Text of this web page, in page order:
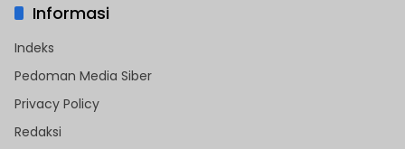
Informasi
Indeks
Pedoman Media Siber
Privacy Policy
Redaksi